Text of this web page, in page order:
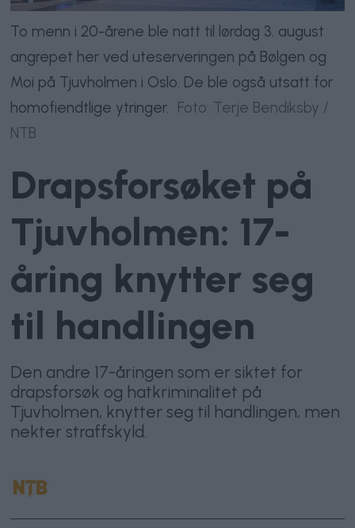
To menn i 20-årene ble natt til lørdag 3. august
angrepet her ved uteserveringen på Bølgen og
Moi på Tjuvholmen i Oslo. De ble også utsatt for
homofiendtlige ytringer. Foto: Terje Bendiksby /
NTB
Drapsforsøket på
Tjuvholmen: 17-
åring knytter seg
til handlingen
Den andre 17-åringen som er siktet for
drapsforsøk og hatkriminalitet på
Tjuvholmen, knytter seg til handlingen, men
nekter straffskyld.